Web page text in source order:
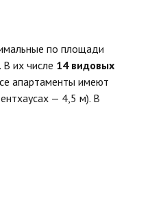
по площади
. В их числе 14 видовых
апартаменты имеют
— 4,5 м). В